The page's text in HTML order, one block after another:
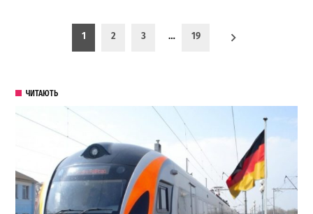
Пагинация записей
1 2 3 … 19
ЧИТАЮТЬ